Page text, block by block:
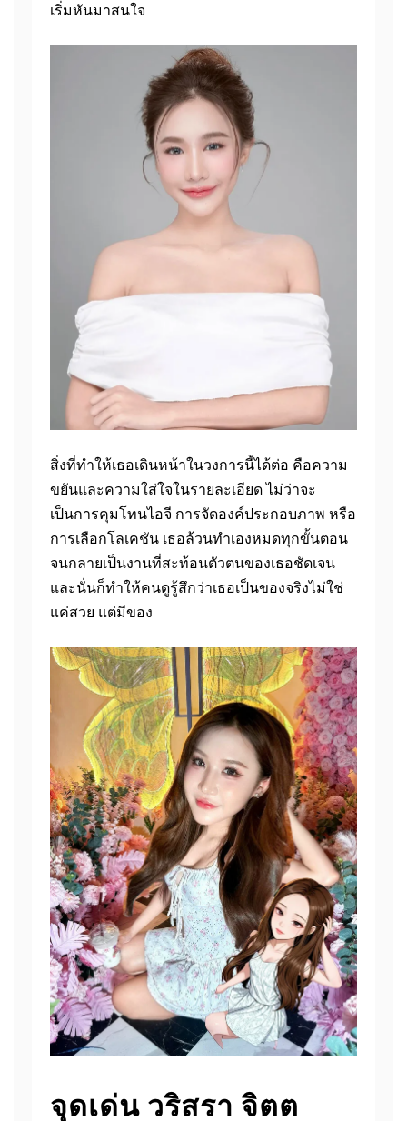
เริ่มหันมาสนใจ
สิ่งที่ทำให้เธอเดินหน้าในวงการนี้ได้ต่อ คือความ
ขยันและความใส่ใจในรายละเอียด ไม่ว่าจะ
เป็นการคุมโทนไอจี การจัดองค์ประกอบภาพ หรือ
การเลือกโลเคชัน เธอล้วนทำเองหมดทุกขั้นตอน
จนกลายเป็นงานที่สะท้อนตัวตนของเธอชัดเจน
และนั่นก็ทำให้คนดูรู้สึกว่าเธอเป็นของจริงไม่ใช่
แค่สวย แต่มีของ
จุดเด่น วริสรา จิตต